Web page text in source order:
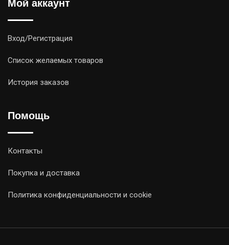
Мой аккаунт
Вход/Регистрация
Список желаемых товаров
История заказов
Помощь
Контакты
Покупка и доставка
Политика конфиденциальности и cookie